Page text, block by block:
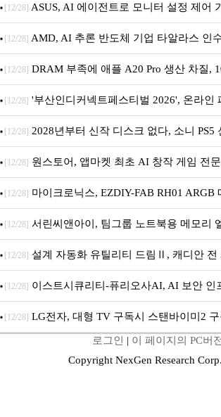
아의 용사’ 재개최 및 풍성한 기념 이벤트 실시!
[12/28] ASUS, AI 에이전트로 모니터 설정 제어
[12/28] AMD, AI 추론 반도체 기업 타알라스 인
[12/28] DRAM 부족에 애플 A20 Pro 생산 차질,
퍼 대기
[12/28] '부산인디커넥트페스티벌 2026', 온라인
개막... 22일간 진행
[12/28] 2028년부터 신작 디스크 없다, 소니 PS5
문 추가
[12/28] 원스토어, 앱마켓 최초 AI 창작 게임 전
[12/28] 마이크로닉스, EZDIY-FAB RH01 ARGB
시
[12/28] 서린씨앤아이, 팀그룹 노트북용 메모리
5600MHz 16GB 출시
[12/28] 설계 자동화 유틸리티 드림Ⅱ, 캐디안 전
무상 배포
[12/28] 이스트시큐리티-퓨리오사AI, AI 보안
세대 AI 보안 플랫폼 구축
[12/28] LG전자, 대형 TV 구독시 스탠바이미2
로그인 | 이 페이지의 PC버전
Copyright NexGen Research